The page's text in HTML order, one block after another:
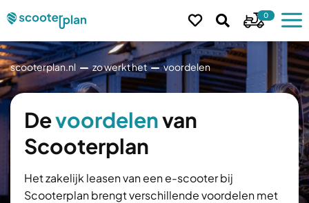
0
scooterplan.nl zo werkt het voordelen
Devoordelenvan
Scooterplan
Het zakelijk leasen van een e-scooter bij
Scooterplan brengt verschillende voordelen met